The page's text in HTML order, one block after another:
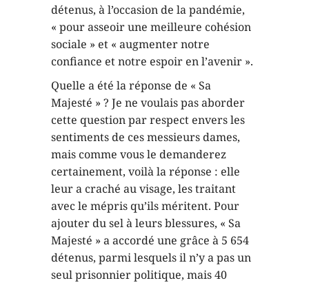
détenus, à l’occasion de la pandémie,
« pour asseoir une meilleure cohésion
sociale » et « augmenter notre
confiance et notre espoir en l’avenir ».
Quelle a été la réponse de « Sa
Majesté » ? Je ne voulais pas aborder
cette question par respect envers les
sentiments de ces messieurs dames,
mais comme vous le demanderez
certainement, voilà la réponse : elle
leur a craché au visage, les traitant
avec le mépris qu’ils méritent. Pour
ajouter du sel à leurs blessures, « Sa
Majesté » a accordé une grâce à 5 654
détenus, parmi lesquels il n’y a pas un
seul prisonnier politique, mais 40